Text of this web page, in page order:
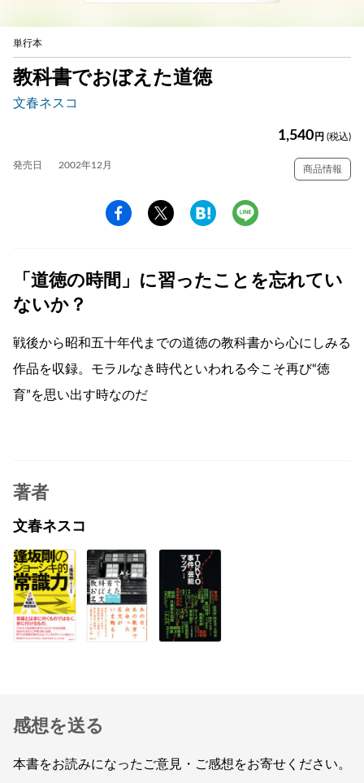
単行本
教科書でおぼえた道徳
文春ネスコ
1,540 円 (税込)
発売日 2002年12月 商品情報
「道徳の時間」に習ったことを忘れてい
ないか？
戦後から昭和五十年代までの道徳の教科書から心にしみる
作品を収録。モラルなき時代といわれる今こそ再び“徳
育”を思い出す時なのだ
著者
文春ネスコ
感想を送る
本書をお読みになったご意見・ご感想をお寄せください。